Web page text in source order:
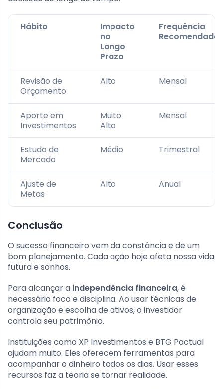
Hábito
Impacto
no
Longo
Prazo
Frequência
Recomendada
Revisão de
Orçamento
Alto Mensal
Aporte em
Investimentos
Muito
Alto
Mensal
Estudo de
Mercado
Médio Trimestral
Ajuste de
Metas
Alto Anual
Conclusão
O sucesso financeiro vem da constância e de um
bom planejamento. Cada ação hoje afeta nossa vida
futura e sonhos.
Para alcançar a independência financeira, é
necessário foco e disciplina. Ao usar técnicas de
organização e escolha de ativos, o investidor
controla seu patrimônio.
Instituições como XP Investimentos e BTG Pactual
ajudam muito. Eles oferecem ferramentas para
acompanhar o dinheiro todos os dias. Usar esses
recursos faz a teoria se tornar realidade.